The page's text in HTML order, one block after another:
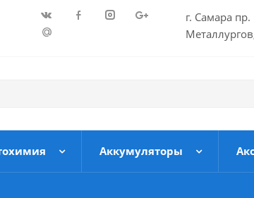
г. Самара пр.
Аккумуляторы